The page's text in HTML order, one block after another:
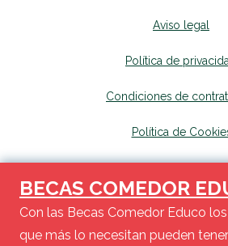
BECAS COMEDOR
Con las Becas Comedor Educo
que más lo necesitan pueden
Aviso legal
Política de
Condiciones de
Política de
Haz tu donación y en tu próxima declaración